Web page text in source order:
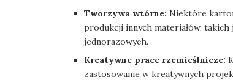
Tworzywa wtórne: Niektóre
produkcji innych materiałów,
jednorazowych.
Kreatywne prace rzemieślnicze:
zastosowanie w kreatywnych